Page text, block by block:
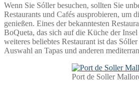
Wenn Sie Sóller besuchen, sollten Sie
Restaurants und Cafés ausprobieren, um
genießen. Eines der bekanntesten
BoQueta, das sich auf die Küche der
weiteres beliebtes Restaurant ist das
Auswahl an Tapas und anderen
Port de Soller